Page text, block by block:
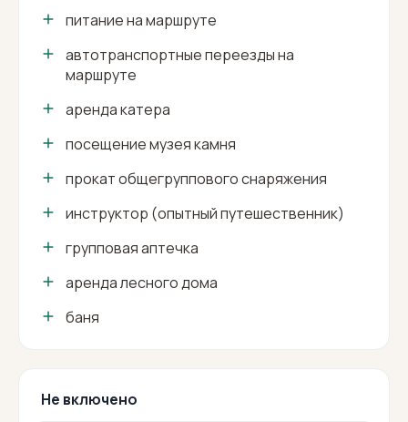
питание на маршруте
автотранспортные переезды на
маршруте
аренда катера
посещение музея камня
прокат общегруппового снаряжения
инструктор (опытный путешественник)
групповая аптечка
аренда лесного дома
баня
Не включено